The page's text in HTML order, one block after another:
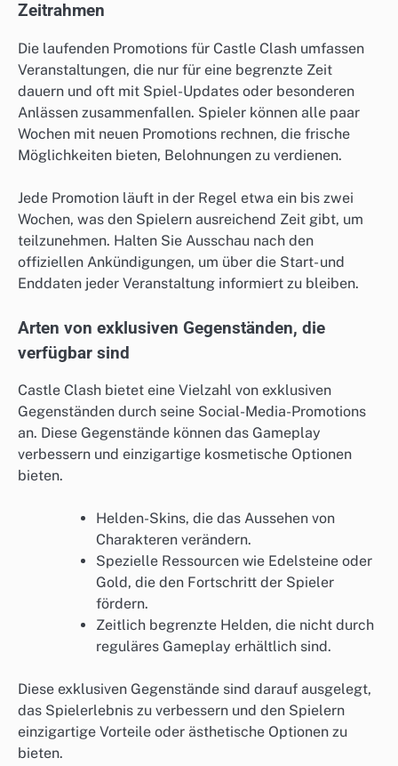
Zeitrahmen
Die laufenden Promotions für Castle Clash umfassen
Veranstaltungen, die nur für eine begrenzte Zeit
dauern und oft mit Spiel-Updates oder besonderen
Anlässen zusammenfallen. Spieler können alle paar
Wochen mit neuen Promotions rechnen, die frische
Möglichkeiten bieten, Belohnungen zu verdienen.
Jede Promotion läuft in der Regel etwa ein bis zwei
Wochen, was den Spielern ausreichend Zeit gibt, um
teilzunehmen. Halten Sie Ausschau nach den
offiziellen Ankündigungen, um über die Start- und
Enddaten jeder Veranstaltung informiert zu bleiben.
Arten von exklusiven Gegenständen, die
verfügbar sind
Castle Clash bietet eine Vielzahl von exklusiven
Gegenständen durch seine Social-Media-Promotions
an. Diese Gegenstände können das Gameplay
verbessern und einzigartige kosmetische Optionen
bieten.
Helden-Skins, die das Aussehen von
Charakteren verändern.
Spezielle Ressourcen wie Edelsteine oder
Gold, die den Fortschritt der Spieler
fördern.
Zeitlich begrenzte Helden, die nicht durch
reguläres Gameplay erhältlich sind.
Diese exklusiven Gegenstände sind darauf ausgelegt,
das Spielerlebnis zu verbessern und den Spielern
einzigartige Vorteile oder ästhetische Optionen zu
bieten.